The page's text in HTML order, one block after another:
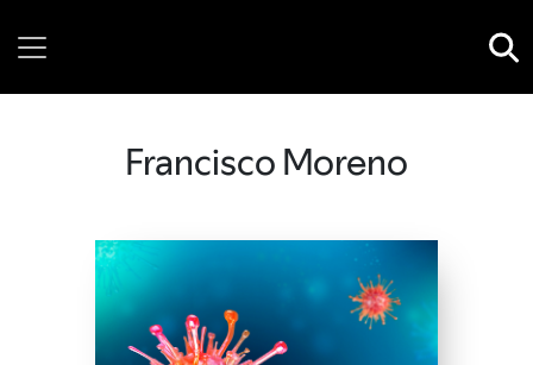
Francisco Moreno